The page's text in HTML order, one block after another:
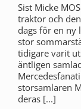
Sist Micke
traktor och
dags för en ny
stor
tidigare varit
äntligen
storsamlaren
deras [...]